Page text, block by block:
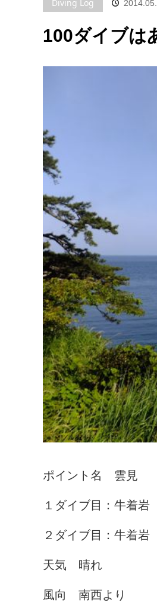
Diving Log
100ダイブは
ポイント名 雲見
１ダイブ目：牛着
２ダイブ目：牛着
天気 晴れ
風向 南西より